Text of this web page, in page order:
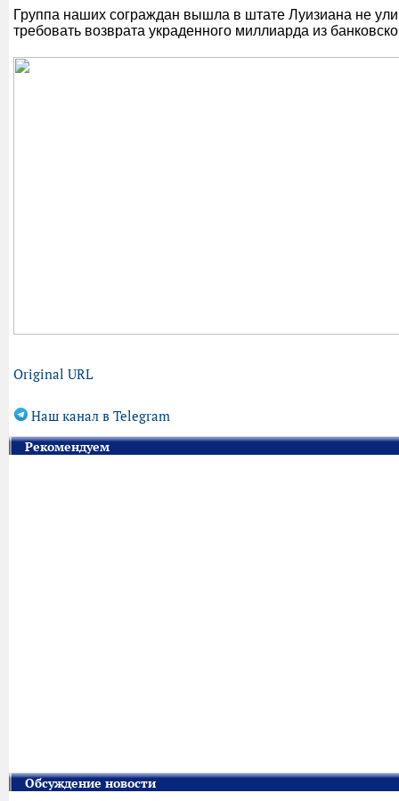
Группа наших сограждан вышла в штате Луизиана не
требовать возврата украденного миллиарда из
Original URL
Наш канал в Telegram
Рекомендуем
Обсуждение новости